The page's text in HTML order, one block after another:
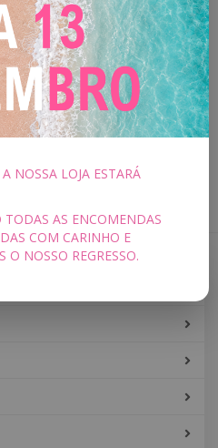
NOSSA LOJA ESTARÁ
TODAS AS ENCOMENDAS
COM CARINHO E
O NOSSO REGRESSO.